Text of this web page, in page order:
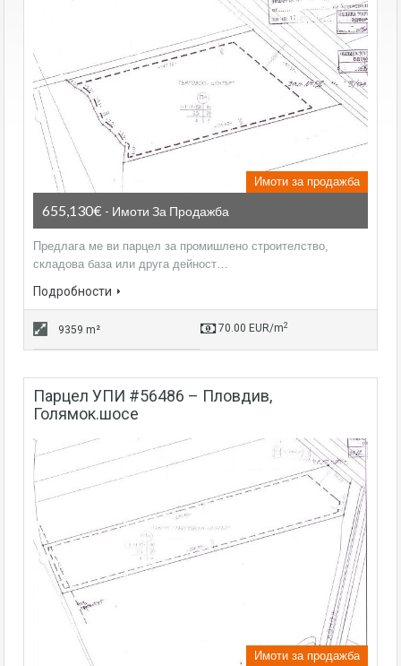
Имоти за продажба
655,130€ - Имоти За Продажба
Предлага ме ви парцел за промишлено строителство,
складова база или друга дейност…
Подробности
9359 m² 70.00 EUR/m2
парцел УПИ #56486 – Пловдив,
Голямок.шосе
Имоти за продажба